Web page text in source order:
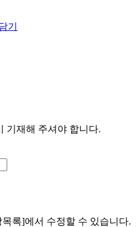
기
기재해 주셔야 합니다.
록]에서 수정할 수 있습니다.